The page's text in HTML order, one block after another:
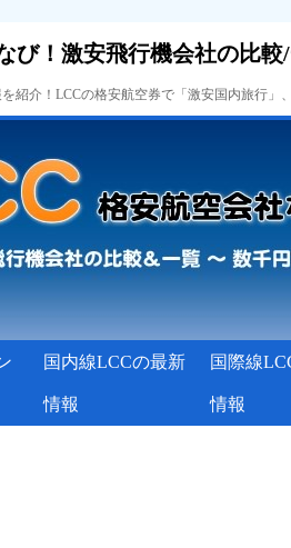
び！激安飛行機会社の比較
紹介！LCCの格安航空券で「激安国内旅行
国内線LCCの最新
情報
国際線
情報